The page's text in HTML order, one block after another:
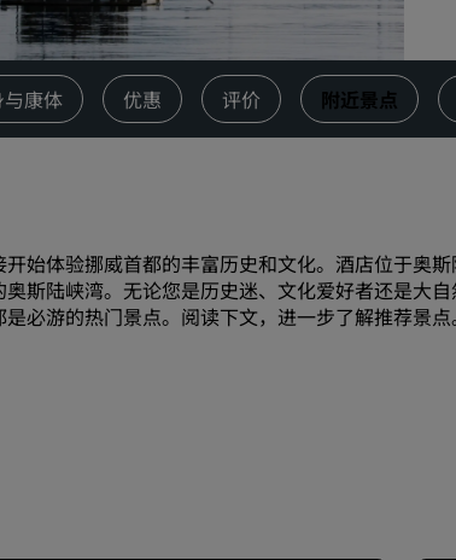
行业方案
搜索航班
搜索航班
搜索餐厅
数字服务
康体 优惠 评价 附近景点
始体验挪威首都的丰富历史和文化。酒店位于奥
斯陆峡湾。无论您是历史迷、文化爱好者还是大
必游的热门景点。阅读下文，进一步了解推荐景点